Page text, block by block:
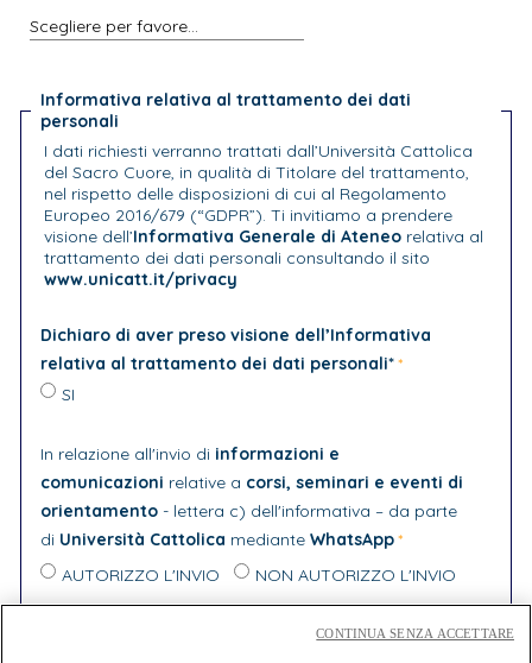
Informativa relativa al trattamento dei dati
personali
I dati richiesti verranno trattati dall’Università Cattolica
del Sacro Cuore, in qualità di Titolare del trattamento,
nel rispetto delle disposizioni di cui al Regolamento
Europeo 2016/679 (“GDPR”). Ti invitiamo a prendere
visione dell’Informativa Generale di Ateneo relativa al
trattamento dei dati personali consultando il sito
www.unicatt.it/privacy
Dichiaro di aver preso visione dell’Informativa
relativa al trattamento dei dati personali*
SI
In relazione all'invio di informazioni e
comunicazioni relative a corsi, seminari e eventi di
orientamento - lettera c) dell'informativa – da parte
di Università Cattolica mediante WhatsApp
AUTORIZZO L'INVIO
NON AUTORIZZO L'INVIO
comunicazioni e materiale
CONTINUA SENZA ACCETTARE